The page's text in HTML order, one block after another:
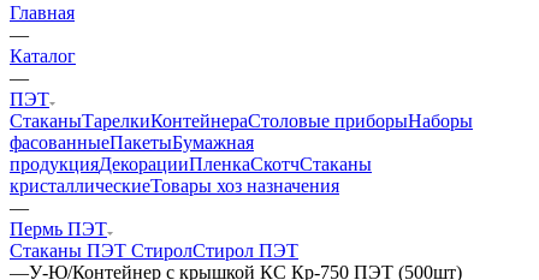
Главная
—
Каталог
—
ПЭТ
СтаканыТарелкиКонтейнераСтоловые приборыНаборы
фасованныеПакетыБумажная
продукцияДекорацииПленкаСкотчСтаканы
кристаллическиеТовары хоз назначения
—
Пермь ПЭТ
Стаканы ПЭТ СтиролСтирол ПЭТ
—У-Ю/Контейнер с крышкой КС Кр-750 ПЭТ (500шт)